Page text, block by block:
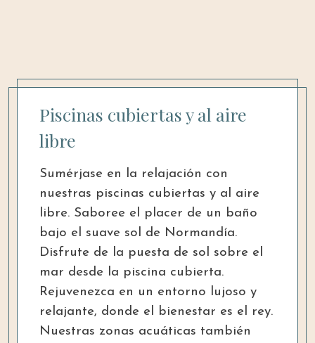
Piscinas cubiertas y al aire
libre
Sumérjase en la relajación con
nuestras piscinas cubiertas y al aire
libre. Saboree el placer de un baño
bajo el suave sol de Normandía.
Disfrute de la puesta de sol sobre el
mar desde la piscina cubierta.
Rejuvenezca en un entorno lujoso y
relajante, donde el bienestar es el rey.
Nuestras zonas acuáticas también